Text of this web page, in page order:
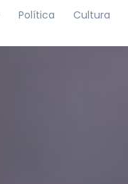
Política Cultura